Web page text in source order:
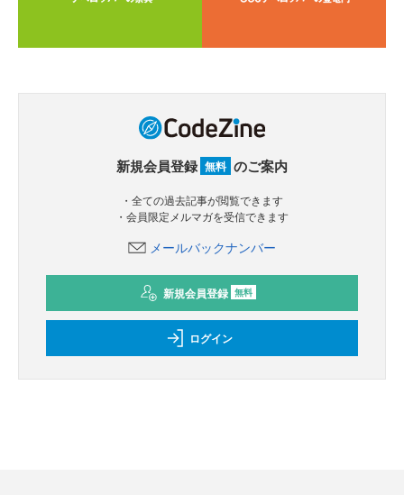
新規会員登録 無料 のご案内
・全ての過去記事が閲覧できます
・会員限定メルマガを受信できます
メールバックナンバー
新規会員登録 無料
ログイン